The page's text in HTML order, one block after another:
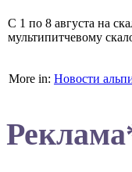
С 1 по 8 августа на
мультипитчевому
More in: Новости